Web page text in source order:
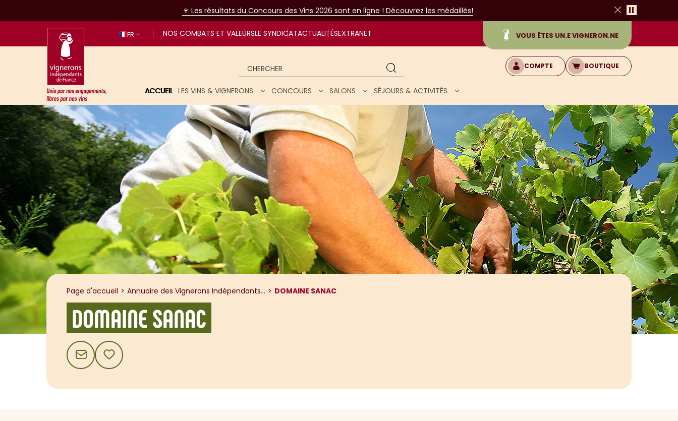
🍷 Les résultats du Concours des Vins 2026 sont en ligne ! Découvrez les médaillés!
Fermer
FR NOS COMBATS ET VALEURSLE SYNDICATACTUALITÉSEXTRANET VOUS ÊTES UN.E VIGNERON.NE
Unis par nos engagements, libres par nos vins
Chercher
COMPTE BOUTIQUE
ACCUEIL LES VINS & VIGNERONS CONCOURS SALONS SÉJOURS & ACTIVITÉS
Page d'accueil Annuaire des Vignerons Indépendants... DOMAINE SANAC
DOMAINE SANAC
CONTACTAJOUTER AUX FAVORIS